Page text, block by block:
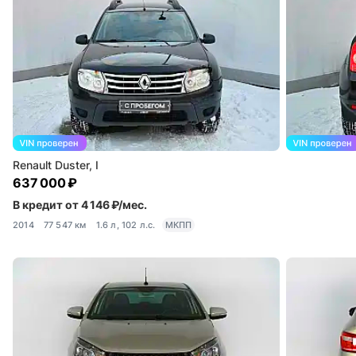
Renault Duster, I
637 000 ₽
В кредит от 4 146 ₽/мес.
2014 77 547 км 1.6 л, 102 л.с. МКПП